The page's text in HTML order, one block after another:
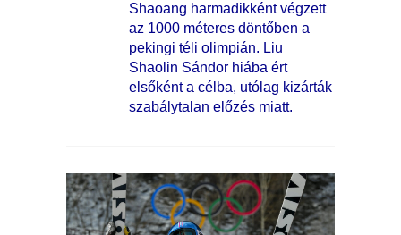
Shaoang harmadikként végzett
az 1000 méteres döntőben a
pekingi téli olimpián. Liu
Shaolin Sándor hiába ért
elsőként a célba, utólag kizárták
szabálytalan előzés miatt.